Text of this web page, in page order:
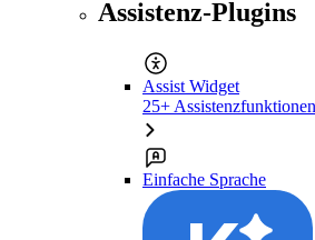
Assistenz-Plugins
Assist Widget
25+
Einfache Sprache